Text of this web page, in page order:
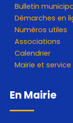
Bulletin
Démarches en
Numéros utiles
Associations
Calendrier
Mairie et service
En Mairie